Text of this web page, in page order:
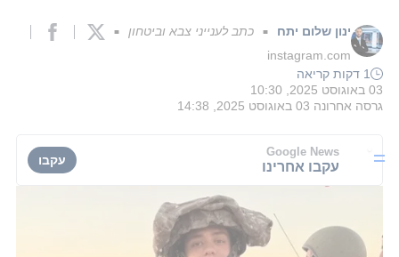
ינון שלום יתח ■ כתב לענייני צבא וביטחון ■
instagram.com
1 דקות קריאה
03 באוגוסט 2025, 10:30
גרסה אחרונה 03 באוגוסט 2025, 14:38
Google News
עקבו אחרינו עקבו